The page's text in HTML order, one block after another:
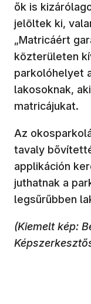
ők is
jelöltek ki,
„Matricáért
közterületen
parkolóhelyet
lakosoknak,
matricájukat.
Az
tavaly
applikáción
juthatnak a
legsűrűbben
(Kiemelt kép: